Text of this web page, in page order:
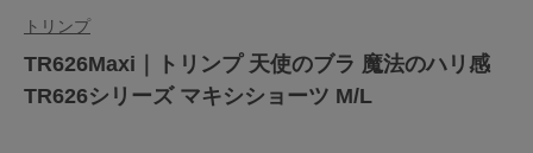
トリンプ
TR626Maxi｜トリンプ 天使のブラ 魔法のハリ感
TR626シリーズ マキシショーツ M/L